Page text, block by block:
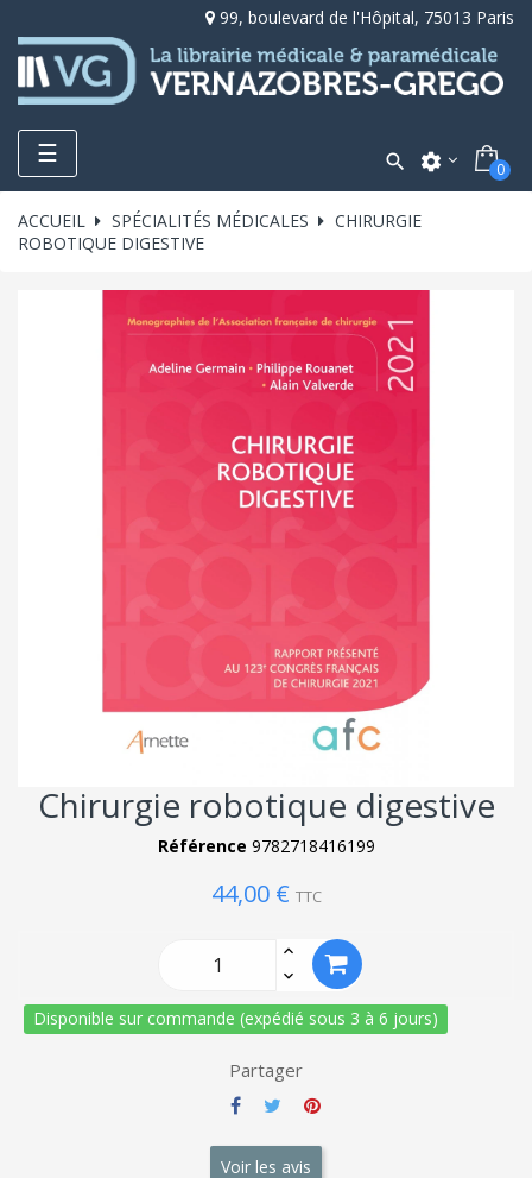
99, boulevard de l'Hôpital, 75013 Paris
Toggle
navigation
☰  settings 0
ACCUEIL SPÉCIALITÉS MÉDICALES
CHIRURGIE
ROBOTIQUE DIGESTIVE
Chirurgie robotique digestive
Référence 9782718416199
44,00 € TTC
Disponible sur commande (expédié sous 3 à 6 jours)
Partager
Voir les avis